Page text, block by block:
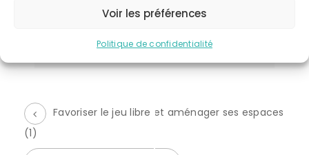
Voir les préférences
Politique de confidentialité
CATÉGORIE D’ÉVÈNEMENT:
formation initiale asmats
Favoriser le jeu libre et aménager ses espaces
(1)